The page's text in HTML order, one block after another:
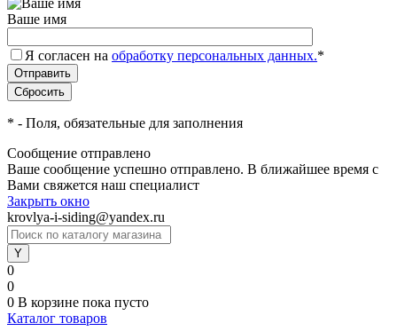
Ваше имя
Я согласен на обработку персональных данных.*
* - Поля, обязательные для заполнения
Сообщение отправлено
Ваше сообщение успешно отправлено. В ближайшее время с
Вами свяжется наш специалист
Закрыть окно
krovlya-i-siding@yandex.ru
0
0
0 В корзине пока пусто
Каталог товаров